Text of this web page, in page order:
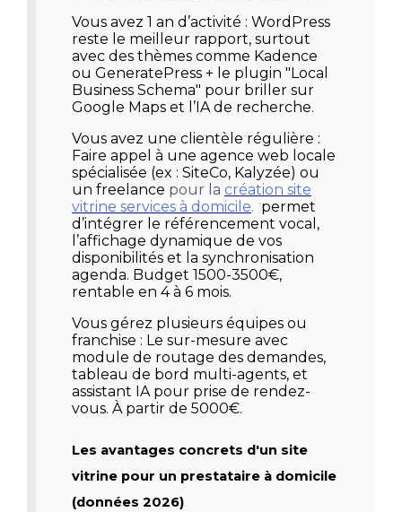
Vous avez 1 an d’activité : WordPress
reste le meilleur rapport, surtout
avec des thèmes comme Kadence
ou GeneratePress + le plugin "Local
Business Schema" pour briller sur
Google Maps et l’IA de recherche.
Vous avez une clientèle régulière :
Faire appel à une agence web locale
spécialisée (ex : SiteCo, Kalyzée) ou
un freelance pour la création site
vitrine services à domicile. permet
d’intégrer le référencement vocal,
l’affichage dynamique de vos
disponibilités et la synchronisation
agenda. Budget 1500-3500€,
rentable en 4 à 6 mois.
Vous gérez plusieurs équipes ou
franchise : Le sur-mesure avec
module de routage des demandes,
tableau de bord multi-agents, et
assistant IA pour prise de rendez-
vous. À partir de 5000€.
Les avantages concrets d'un site
vitrine pour un prestataire à domicile
(données 2026)